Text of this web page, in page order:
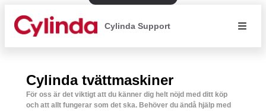
Cylinda Support
Cylinda tvättmaskiner
För oss är det viktigt att du känner dig helt nöjd med ditt köp
och att allt fungerar som det ska. Behöver du ändå hjälp med